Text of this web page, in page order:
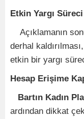
Etkin Yargı
Açıklamanın
derhal
etkin bir yargı
Hesap Erişime
Bartın Kadın
ardından dikkat